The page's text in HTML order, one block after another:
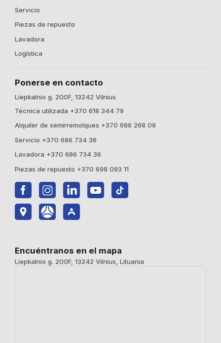
Servicio
Piezas de repuesto
Lavadora
Logística
Ponerse en contacto
Liepkalnio g. 200F, 13242 Vilnius
Técnica utilizada +370 618 344 79
Alquiler de semirremolques +370 686 268 09
Servicio +370 686 734 36
Lavadora +370 686 734 36
Piezas de repuesto +370 698 093 11
Encuéntranos en el mapa
Liepkalnio g. 200F, 13242 Vilnius, Lituania